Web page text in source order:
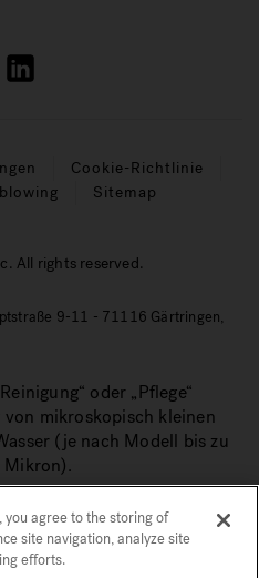
Cookie-Richtlinie
Sitemap
All rights reserved.
9-11 - 71116 Gärtringen,
oder „Pflege“
mikroskopisch kleinen
(je nach Modell bis zu
Mikron).
you agree to the storing of
site navigation, analyze site
efforts.